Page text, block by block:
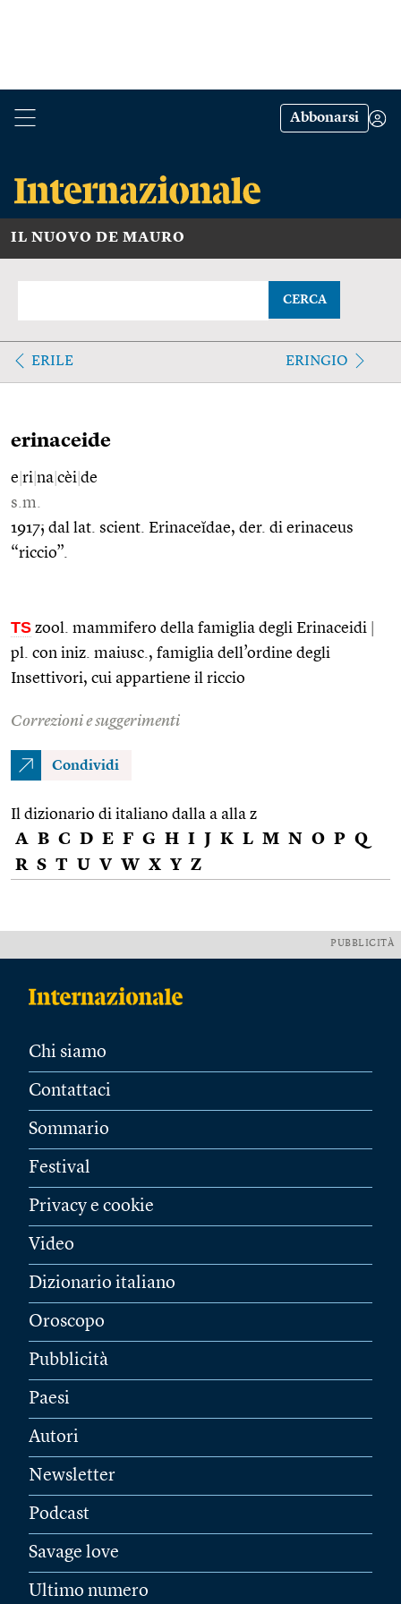
Abbonarsi
IL NUOVO DE MAURO
CERCA
ERILE ERINGIO
erinaceide
e ri na cèi de
s.m.
1917; dal lat. scient. Erinaceĭdae, der. di erinaceus
“riccio”.
TS zool. mammifero della famiglia degli Erinaceidi
pl. con iniz. maiusc., famiglia dell’ordine degli
Insettivori, cui appartiene il riccio
Correzioni e suggerimenti
Condividi
Il dizionario di italiano dalla a alla z
A B C D E F G H I J K L M N O P Q
R S T U V W X Y Z
PUBBLICITÀ
Chi siamo
Contattaci
Sommario
Festival
Privacy e cookie
Video
Dizionario italiano
Oroscopo
Pubblicità
Paesi
Autori
Newsletter
Podcast
Savage love
Ultimo numero